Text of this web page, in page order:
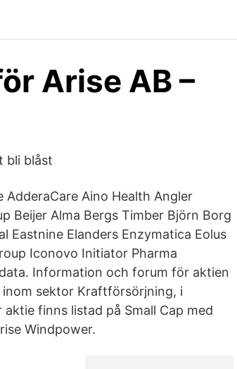
Arise AB –
bli blåst
AdderaCare Aino Health Angler
Beijer Alma Bergs Timber Björn Borg
Eastnine Elanders Enzymatica Eolus
Iconovo Initiator Pharma
Information och forum för aktien
sektor Kraftförsörjning, i
finns listad på Small Cap med
Windpower.